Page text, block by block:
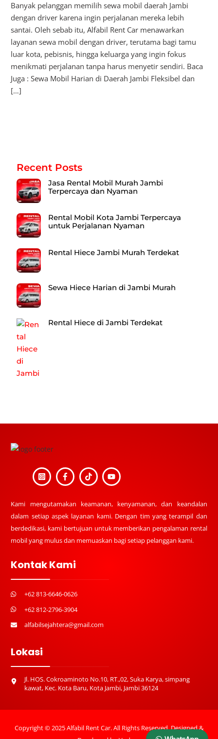
Banyak pelanggan memilih sewa mobil daerah Jambi
dengan driver karena ingin perjalanan mereka lebih
santai. Oleh sebab itu, Alfabil Rent Car menawarkan
layanan sewa mobil dengan driver, terutama bagi tamu
luar kota, pebisnis, hingga keluarga yang ingin fokus
menikmati perjalanan tanpa harus menyetir sendiri. Baca
Juga : Sewa Mobil Harian di Daerah Jambi Fleksibel dan
[…]
Recent Posts
Jasa Rental Mobil Murah Jambi
Terpercaya dan Nyaman
Rental Mobil Kota Jambi Terpercaya
untuk Perjalanan Nyaman
Rental Hiece Jambi Murah Terdekat
Sewa Hiece Harian di Jambi Murah
Rental Hiece di Jambi Terdekat
Top
Kami mengutamakan keamanan, kenyamanan, dan keandalan
dalam setiap aspek layanan kami. Dengan tim yang terampil dan
berdedikasi, kami bertujuan untuk memberikan pengalaman rental
mobil yang mulus dan memuaskan bagi setiap pelanggan kami.
Kontak Kami
+62 813-6646-0626
+62 812-2796-3904
alfabilsejahtera@gmail.com
Lokasi
Jl. HOS. Cokroaminoto No.10, RT.,02, Suka Karya, simpang
kawat, Kec. Kota Baru, Kota Jambi, Jambi 36124
Copyright © 2025 Alfabil Rent Car. All Rights Reserved. Designed &